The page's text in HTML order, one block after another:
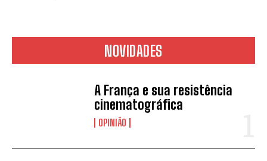
NOVIDADES
A França e sua resistência
cinematográfica
OPINIÃO